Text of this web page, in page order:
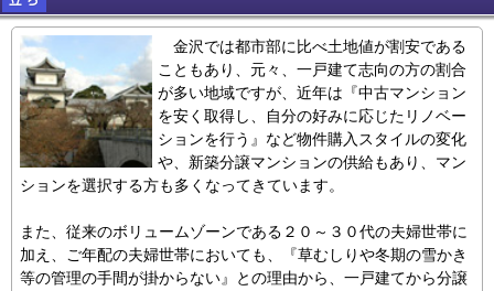
金沢では都市部に比べ土地値が割安である
こともあり、元々、一戸建て志向の方の割合
が多い地域ですが、近年は『中古マンション
を安く取得し、自分の好みに応じたリノベー
ションを行う』など物件購入スタイルの変化
や、新築分譲マンションの供給もあり、マン
ションを選択する方も多くなってきています。
また、従来のボリュームゾーンである２０～３０代の夫婦世帯に
加え、ご年配の夫婦世帯においても、『草むしりや冬期の雪かき
等の管理の手間が掛からない』との理由から、一戸建てから分譲